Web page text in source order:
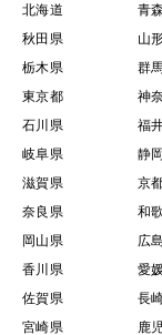
北海道 青
秋田県
山
栃木県
群
東京都
神
石川県
福
岐阜県
静
滋賀県
京
奈良県
和
岡山県
広
香川県
愛
佐賀県
長
宮崎県
鹿